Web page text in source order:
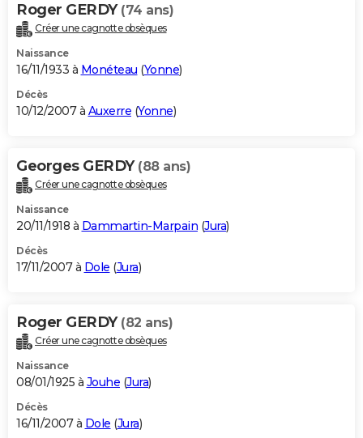
Roger GERDY (74 ans)
Créer une cagnotte obsèques
Naissance
16/11/1933 à Monéteau (Yonne)
Décès
10/12/2007 à Auxerre (Yonne)
Georges GERDY (88 ans)
Créer une cagnotte obsèques
Naissance
20/11/1918 à Dammartin-Marpain (Jura)
Décès
17/11/2007 à Dole (Jura)
Roger GERDY (82 ans)
Créer une cagnotte obsèques
Naissance
08/01/1925 à Jouhe (Jura)
Décès
16/11/2007 à Dole (Jura)